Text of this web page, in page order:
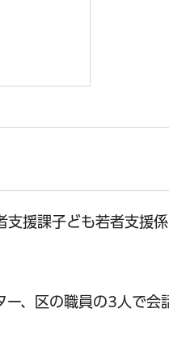
支援課子ども若者支援係
、区の職員の3人で会